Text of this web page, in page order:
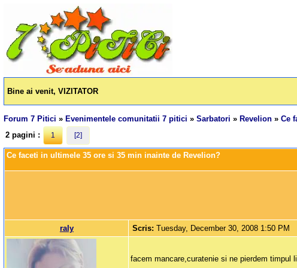
Bine ai venit, VIZITATOR
Forum 7 Pitici » Evenimentele comunitatii 7 pitici »Sarbatori » Revelion »Ce
2 pagini :
1 [2]
Ce faceti in ultimele 35 ore si 35 min inainte de Revelion?
raly Scris:Tuesday, December 30, 2008 1:50 PM
facem mancare,curatenie si ne pierdem timpul